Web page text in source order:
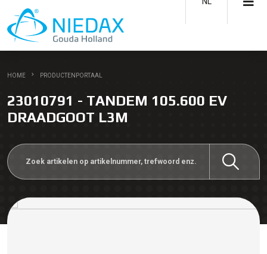
HOME PRODUCTENPORTAAL
23010791 - TANDEM 105.600 EV
DRAADGOOT L3M